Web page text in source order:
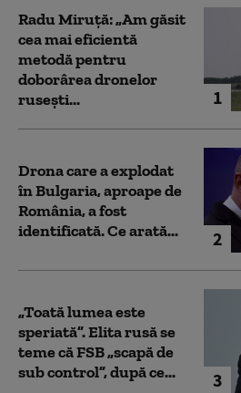
1
Radu Miruță: „Am găsit
cea mai eficientă
metodă pentru
doborârea dronelor
rusești...
2
Drona care a explodat
în Bulgaria, aproape de
România, a fost
identificată. Ce arată...
3
„Toată lumea este
speriată”. Elita rusă se
teme că FSB „scapă de
sub control”, după ce...